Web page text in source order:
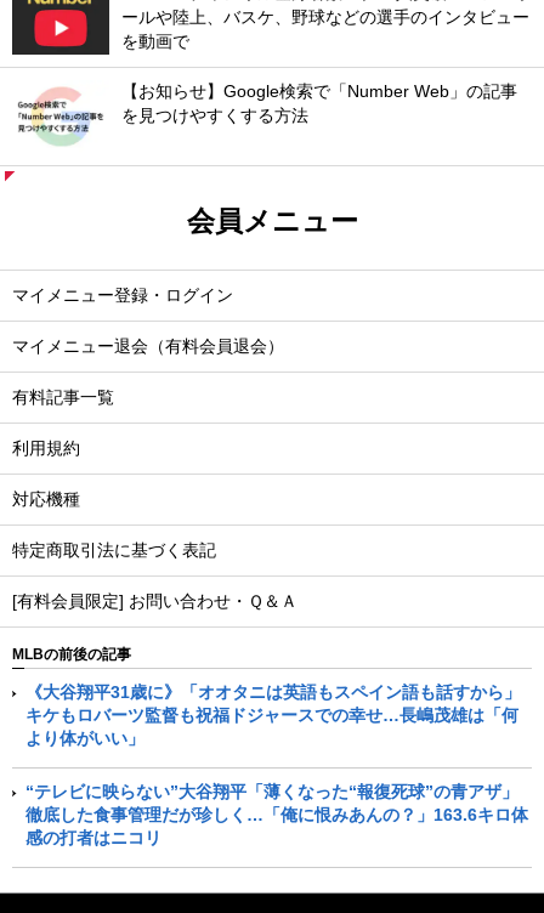
ールや陸上、バスケ、野球などの選手のインタビュー
を動画で
【お知らせ】Google検索で「Number Web」の記事
を見つけやすくする方法
会員メニュー
マイメニュー登録・ログイン
マイメニュー退会（有料会員退会）
有料記事一覧
利用規約
対応機種
特定商取引法に基づく表記
[有料会員限定] お問い合わせ・Ｑ＆Ａ
MLBの前後の記事
《大谷翔平31歳に》「オオタニは英語もスペイン語も話すから」
キケもロバーツ監督も祝福ドジャースでの幸せ…長嶋茂雄は「何
より体がいい」
“テレビに映らない”大谷翔平「薄くなった“報復死球”の青アザ」
徹底した食事管理だが珍しく…「俺に恨みあんの？」163.6キロ体
感の打者はニコリ